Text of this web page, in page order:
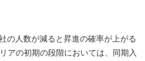
の人数が減ると昇進の確率が上がる
アの初期の段階においては、同期入